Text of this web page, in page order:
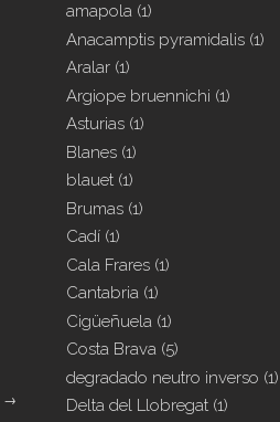
→
amapola (1)
Anacamptis pyramidalis (1)
Aralar (1)
Argiope bruennichi (1)
Asturias (1)
Blanes (1)
blauet (1)
Brumas (1)
Cadí (1)
Cala Frares (1)
Cantabria (1)
Cigüeñuela (1)
Costa Brava (5)
degradado neutro inverso (1)
Delta del Llobregat (1)